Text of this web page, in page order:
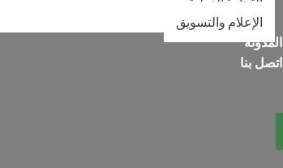
الإعلام والتسويق
المدونة
اتصل بنا